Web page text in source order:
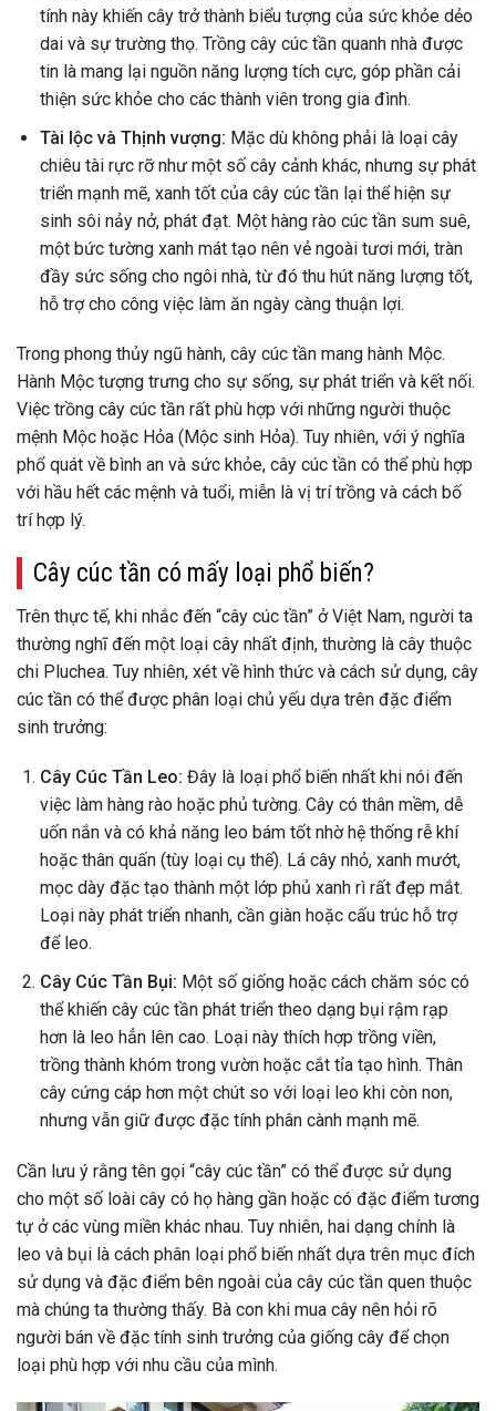
tính này khiến cây trở thành biểu tượng của sức khỏe dẻo
dai và sự trường thọ. Trồng cây cúc tần quanh nhà được
tin là mang lại nguồn năng lượng tích cực, góp phần cải
thiện sức khỏe cho các thành viên trong gia đình.
Tài lộc và Thịnh vượng: Mặc dù không phải là loại cây
chiêu tài rực rỡ như một số cây cảnh khác, nhưng sự phát
triển mạnh mẽ, xanh tốt của cây cúc tần lại thể hiện sự
sinh sôi nảy nở, phát đạt. Một hàng rào cúc tần sum suê,
một bức tường xanh mát tạo nên vẻ ngoài tươi mới, tràn
đầy sức sống cho ngôi nhà, từ đó thu hút năng lượng tốt,
hỗ trợ cho công việc làm ăn ngày càng thuận lợi.
Trong phong thủy ngũ hành, cây cúc tần mang hành Mộc.
Hành Mộc tượng trưng cho sự sống, sự phát triển và kết nối.
Việc trồng cây cúc tần rất phù hợp với những người thuộc
mệnh Mộc hoặc Hỏa (Mộc sinh Hỏa). Tuy nhiên, với ý nghĩa
phổ quát về bình an và sức khỏe, cây cúc tần có thể phù hợp
với hầu hết các mệnh và tuổi, miễn là vị trí trồng và cách bố
trí hợp lý.
Cây cúc tần có mấy loại phổ biến?
Trên thực tế, khi nhắc đến “cây cúc tần” ở Việt Nam, người ta
thường nghĩ đến một loại cây nhất định, thường là cây thuộc
chi Pluchea. Tuy nhiên, xét về hình thức và cách sử dụng, cây
cúc tần có thể được phân loại chủ yếu dựa trên đặc điểm
sinh trưởng:
Cây Cúc Tần Leo: Đây là loại phổ biến nhất khi nói đến
việc làm hàng rào hoặc phủ tường. Cây có thân mềm, dễ
uốn nắn và có khả năng leo bám tốt nhờ hệ thống rễ khí
hoặc thân quấn (tùy loại cụ thể). Lá cây nhỏ, xanh mướt,
mọc dày đặc tạo thành một lớp phủ xanh rì rất đẹp mắt.
Loại này phát triển nhanh, cần giàn hoặc cấu trúc hỗ trợ
để leo.
Cây Cúc Tần Bụi: Một số giống hoặc cách chăm sóc có
thể khiến cây cúc tần phát triển theo dạng bụi rậm rạp
hơn là leo hẳn lên cao. Loại này thích hợp trồng viền,
trồng thành khóm trong vườn hoặc cắt tỉa tạo hình. Thân
cây cứng cáp hơn một chút so với loại leo khi còn non,
nhưng vẫn giữ được đặc tính phân cành mạnh mẽ.
Cần lưu ý rằng tên gọi “cây cúc tần” có thể được sử dụng
cho một số loài cây có họ hàng gần hoặc có đặc điểm tương
tự ở các vùng miền khác nhau. Tuy nhiên, hai dạng chính là
leo và bụi là cách phân loại phổ biến nhất dựa trên mục đích
sử dụng và đặc điểm bên ngoài của cây cúc tần quen thuộc
mà chúng ta thường thấy. Bà con khi mua cây nên hỏi rõ
người bán về đặc tính sinh trưởng của giống cây để chọn
loại phù hợp với nhu cầu của mình.